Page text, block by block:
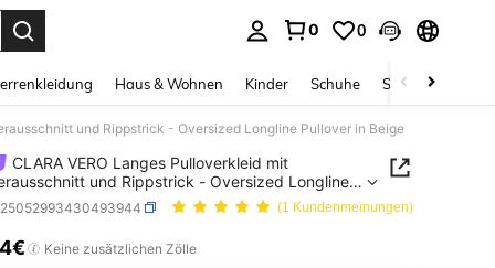
0 0
Haus & Wohnen Kinder Schuhe Schmuck &
und Rippstrick - Oversized Longline Pullover in Beige
CLARA VERO Langes Pulloverkleid mit
und Rippstrick - Oversized Longline
in Beige
(1 Kundenmeinungen)
AND AVAILABILITY
Keine zusätzlichen Zölle